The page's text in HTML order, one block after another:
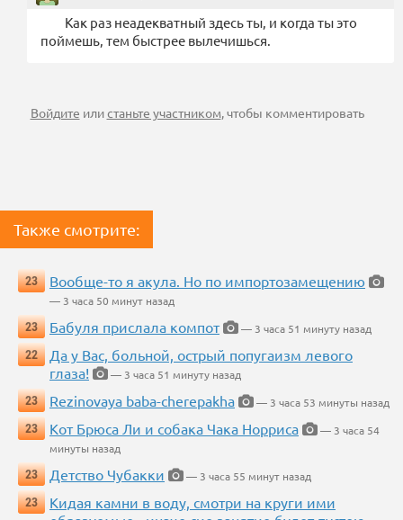
Как раз неадекватный здесь ты, и когда ты это
поймешь, тем быстрее вылечишься.
Войдите илистаньте участником, чтобы комментировать
Также смотрите:
23 Вообще-то я акула. Но по импортозамещению
— 3 часа 50 минут назад
23
Бабуля прислала компот
— 3 часа 51 минуту назад
22
Да у Вас, больной, острый попугаизм левого
глаза!
— 3 часа 51 минуту назад
23
Rezinovaya baba-cherepakha
— 3 часа 53 минуты назад
23
Кот Брюса Ли и собака Чака Норриса
— 3 часа 54
минуты назад
23
Детство Чубакки
— 3 часа 55 минут назад
23
Кидая камни в воду, смотри на круги ими